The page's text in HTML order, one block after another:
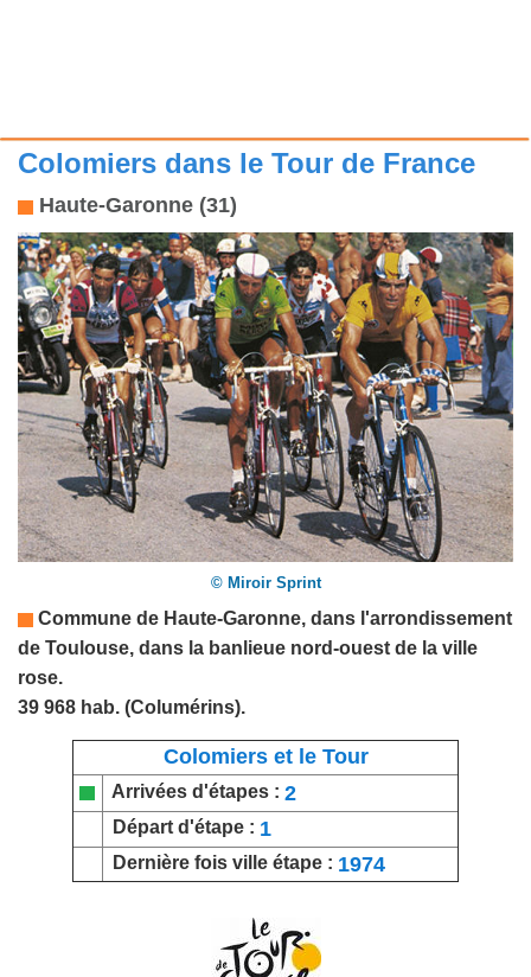
Colomiers dans le Tour de France
Haute-Garonne (31)
© Miroir Sprint
Commune de Haute-Garonne, dans l'arrondissement
de Toulouse, dans la banlieue nord-ouest de la ville
rose.
39 968 hab. (Columérins).
Colomiers et le Tour
Arrivées d'étapes : 2
Départ d'étape : 1
Dernière fois ville étape : 1974